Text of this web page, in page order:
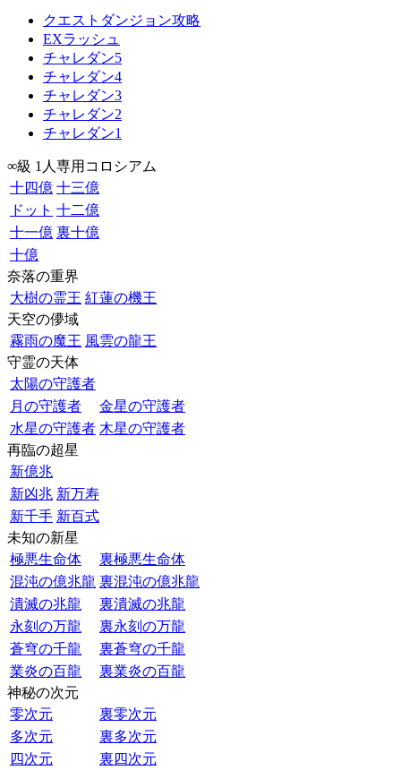
クエストダンジョン攻略
EXラッシュ
チャレダン5
チャレダン4
チャレダン3
チャレダン2
チャレダン1
∞級 1人専用コロシアム
十四億 十三億
ドット 十二億
十一億 裏十億
十億
奈落の重界
大樹の霊王 紅蓮の機王
天空の儚域
霧雨の魔王 風雲の龍王
守霊の天体
太陽の守護者
月の守護者
金星の守護者
水星の守護者 木星の守護者
再臨の超星
新億兆
新凶兆 新万寿
新千手 新百式
未知の新星
極悪生命体
裏極悪生命体
混沌の億兆龍 裏混沌の億兆龍
潰滅の兆龍
裏潰滅の兆龍
永刻の万龍
裏永刻の万龍
蒼穹の千龍
裏蒼穹の千龍
業炎の百龍
裏業炎の百龍
神秘の次元
零次元
裏零次元
多次元
裏多次元
四次元
裏四次元